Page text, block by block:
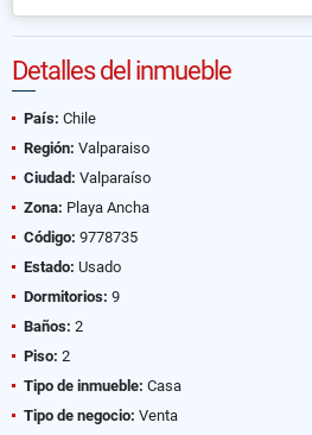
Detalles del inmueble
País: Chile
Región: Valparaiso
Ciudad: Valparaíso
Zona: Playa Ancha
Código: 9778735
Estado: Usado
Dormitorios: 9
Baños: 2
Piso: 2
Tipo de inmueble: Casa
Tipo de negocio: Venta